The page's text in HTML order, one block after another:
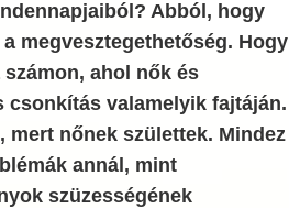
Abból, hogy
megvesztegethetőség. Hogy
ahol nők és
csonkítás valamelyik fajtáján.
mert nőnek születtek. Mindez
annál, mint
szüzességének